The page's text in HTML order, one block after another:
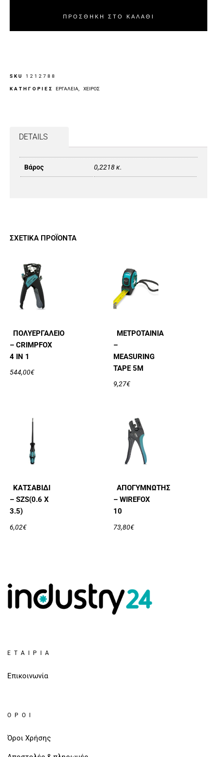
ΠΡΟΣΘΉΚΗ ΣΤΟ ΚΑΛΆΘΙ
SKU 1212788
ΚΑΤΗΓΟΡΙΕΣ ΕΡΓΑΛΕΊΑ ΧΕΙΡΌΣ
DETAILS
Βάρος 0,2218 κ.
ΣΧΕΤΙΚΆ ΠΡΟΪΌΝΤΑ
ΠΟΛΥΕΡΓΑΛΕΊΟ
– CRIMPFOX
4 IN 1
544,00€
ΜΕΤΡΟΤΑΙΝΊΑ
–
MEASURING
TAPE 5M
9,27€
ΚΑΤΣΑΒΊΔΙ
– SZS(0.6 X
3.5)
6,02€
ΑΠΟΓΥΜΝΩΤΉΣ
– WIREFOX
10
73,80€
ΕΤΑΙΡΊΑ
Επικοινωνία
ΌΡΟΙ
Όροι Χρήσης